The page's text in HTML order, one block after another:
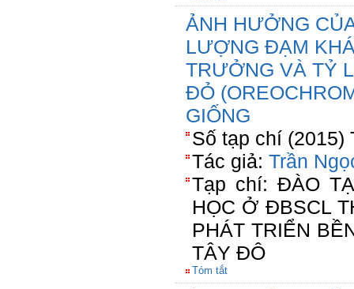
ẢNH HƯỞNG
LƯỢNG ĐẠM
TRƯỞNG VÀ TỶ
ĐỎ
GIỐNG
Số tạp chí (2015)
Tác giả: Trần
Tạp chí: ĐÀO
HỌC Ở ĐBSCL
PHÁT TRIỂN
TÂY ĐÔ
Tóm tắt